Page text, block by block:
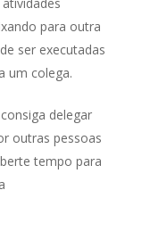
para outra
ser executadas
um colega.
delegar
outras pessoas
tempo para